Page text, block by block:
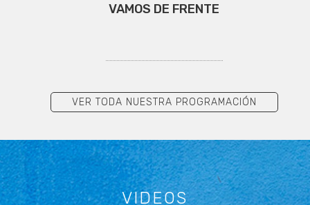
VAMOS DE FRENTE
VER TODA NUESTRA PROGRAMACIÓN
VIDEOS